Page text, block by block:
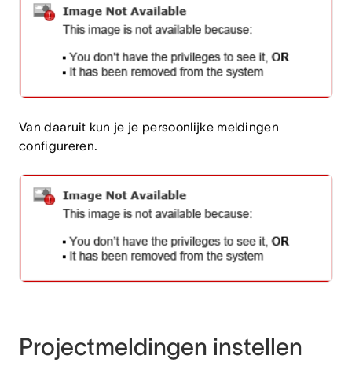
Van daaruit kun je je persoonlijke meldingen
configureren.
Projectmeldingen instellen